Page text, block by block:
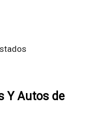
Y Autos de